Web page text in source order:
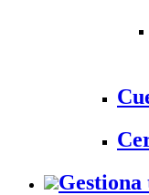
Gestiona